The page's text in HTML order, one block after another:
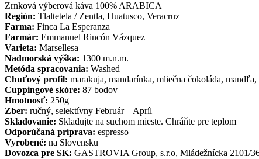
Zrnková výberová káva 100% ARABICA
Región: Tlaltetela / Zentla, Huatusco, Veracruz
Farma: Finca La Esperanza
Farmár: Emmanuel Rincón Vázquez
Varieta: Marsellesa
Nadmorská výška: 1300 m.n.m.
Metóda spracovania: Washed
Chuťový profil: marakuja, mandarínka, mliečna čokoláda, mandľa,
Cuppingové skóre: 87 bodov
Hmotnosť: 250g
Zber: ručný, selektívny Február – Apríl
Skladovanie: Skladujte na suchom mieste. Chráňte pre teplom
Odporúčaná príprava: espresso
Vyrobené: na Slovensku
Dovozca pre SK: GASTROVIA Group, s.r.o, Mládežnícka 2101/